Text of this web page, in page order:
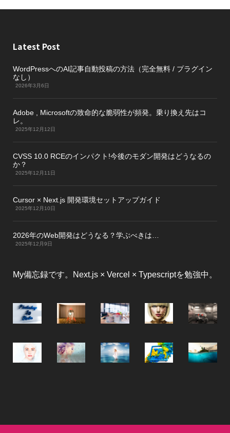
Latest Post
WordPressへのAI記事自動投稿の方法（完全無料 / プラグイン
なし）
2026年3月6日
Adobe , Microsoftの致命的な脆弱性が頻発。乗り換え先はコ
レ。
2025年12月12日
CVSS 10.0 RCEのインパクト!今後のモダン開発はどうなるの
か？
2025年12月11日
Cursor × Next.js 開発環境セットアップガイド
2025年12月10日
2026年のWeb開発はどうなる？学ぶべきは…
2025年12月9日
My備忘録です。Next.js × Vercel × Typescriptを勉強中。